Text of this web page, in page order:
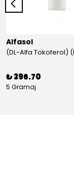
Alfasol
(DL-Alfa Tokoferol)
₺ 396.70
5 Gramaj